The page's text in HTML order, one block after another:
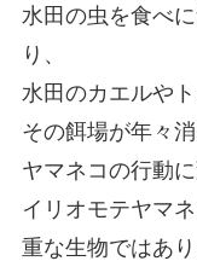
水田の虫を食べ
り、
水田のカエルや
その餌場が年々
ヤマネコの行動
イリオモテヤマ
重な生物ではあ